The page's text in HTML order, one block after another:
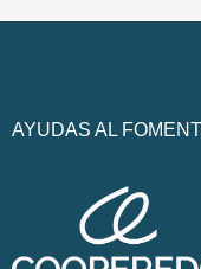
AYUDAS AL